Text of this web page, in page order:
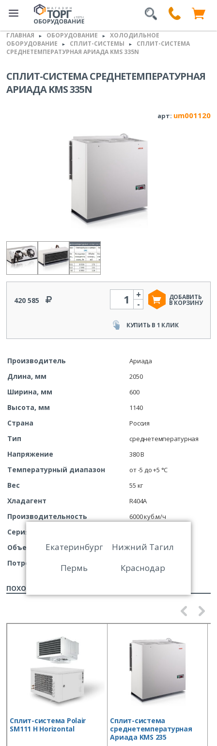
ГЛАВНАЯ ► ОБОРУДОВАНИЕ ►
ХОЛОДИЛЬНОЕ
ОБОРУДОВАНИЕ
► СПЛИТ-СИСТЕМЫ ►
СПЛИТ-СИСТЕМА
СРЕДНЕТЕМПЕРАТУРНАЯ АРИАДА KMS 335N
СПЛИТ-СИСТЕМА СРЕДНЕТЕМПЕРАТУРНАЯ
АРИАДА KMS 335N
арт: um001120
420 585
Количество
-
+ ДОБАВИТЬ
В КОРЗИНУ
КУПИТЬ В 1 КЛИК
Производитель Ариада
Длина, мм 2050
Ширина, мм 600
Высота, мм 1140
Страна Россия
Тип среднетемпературная
Напряжение 380 В
Температурный диапазон от -5 до +5 °C
Вес 55 кг
Хладагент R404A
Производительность 6000 куб.м/ч
Серия (линейка)
Объем холодильной камеры 92…175 м. куб
Потребляемая мощность
ПОХОЖИЕ ТОВАРЫ
Сплит-система Polair
SM111 H Horizontal
Сплит-система
среднетемпературная
Ариада KMS 235
Екатеринбург
Нижний Тагил
Пермь
Краснодар